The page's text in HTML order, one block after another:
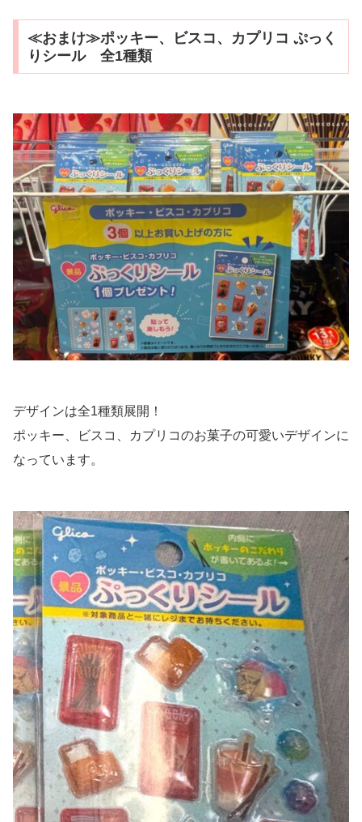
≪おまけ≫ポッキー、ビスコ、カプリコ ぷっく
りシール 全1種類
デザインは全1種類展開！
ポッキー、ビスコ、カプリコのお菓子の可愛いデザインに
なっています。